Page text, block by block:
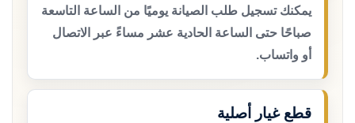
يمكنك تسجيل طلب الصيانة يوميًا من الساعة التاسعة
صباحًا حتى الساعة الحادية عشر مساءً عبر الاتصال
أو واتساب.
قطع غيار أصلية